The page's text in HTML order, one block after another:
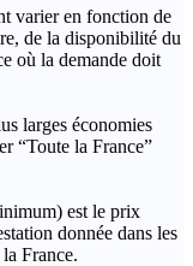
varier en fonction de
de la disponibilité du
où la demande doit
larges économies
“Toute la France”
est le prix
donnée dans les
France.